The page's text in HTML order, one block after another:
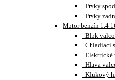
Prvky
Prvky
Motor benzín 1.4
Blok
Chladiaci
Elektrické
Hlava
Kľukový